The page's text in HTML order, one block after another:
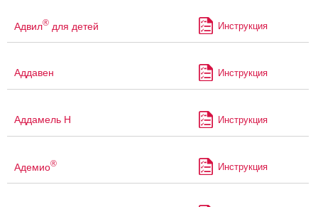
Адвил® для детей Инструкция
Аддавен Инструкция
Аддамель Н Инструкция
Адемио® Инструкция